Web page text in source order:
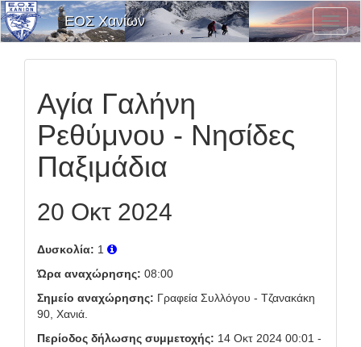
ΕΟΣ Χανίων
Αγία Γαλήνη
Ρεθύμνου - Νησίδες
Παξιμάδια
20 Οκτ 2024
Δυσκολία: 1
Ώρα αναχώρησης: 08:00
Σημείο αναχώρησης: Γραφεία Συλλόγου - Τζανακάκη
90, Χανιά.
Περίοδος δήλωσης συμμετοχής: 14 Οκτ 2024 00:01 -